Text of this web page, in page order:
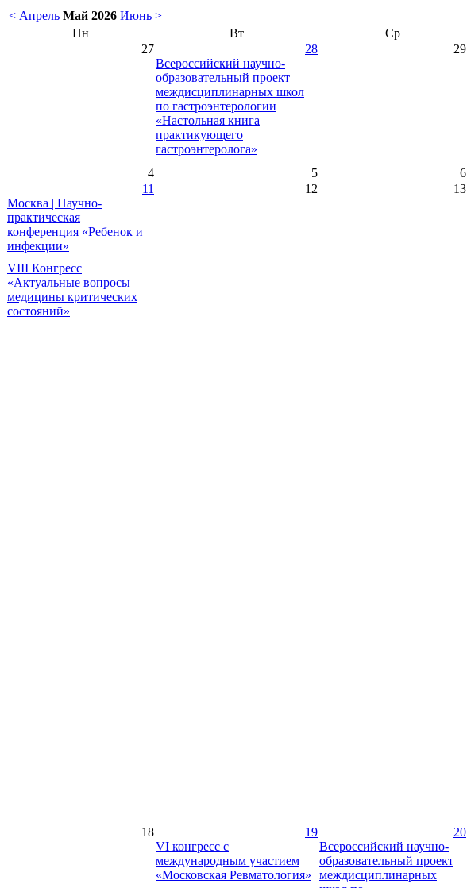
< Апрель Май 2026 Июнь >
Пн
Вт Ср
27
28
Всероссийский научно-
образовательный проект
междисциплинарных школ
по гастроэнтерологии
«Настольная книга
практикующего
гастроэнтеролога»
29
4 5 6
11
Москва | Научно-
практическая
конференция «Ребенок и
инфекции»
VIII Конгресс
«Актуальные вопросы
медицины критических
состояний»
12 13
18
19
VI конгресс с
международным участием
«Московская Ревматология»
20
Всероссийский научно-
образовательный проект
междисциплинарных